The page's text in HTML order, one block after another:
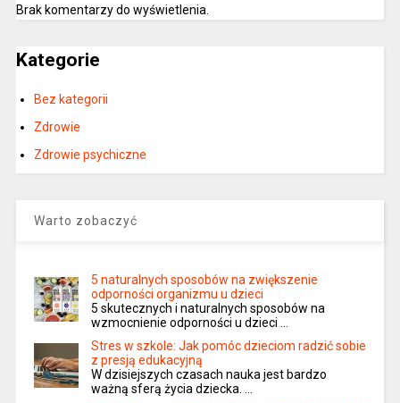
Brak komentarzy do wyświetlenia.
Kategorie
Bez kategorii
Zdrowie
Zdrowie psychiczne
Warto zobaczyć
5 naturalnych sposobów na zwiększenie
odporności organizmu u dzieci
5 skutecznych i naturalnych sposobów na
wzmocnienie odporności u dzieci …
Stres w szkole: Jak pomóc dzieciom radzić sobie
z presją edukacyjną
W dzisiejszych czasach nauka jest bardzo
ważną sferą życia dziecka. …